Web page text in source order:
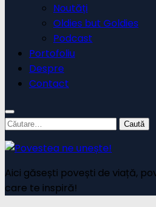
Noutăți
Oldies but Goldies
Podcast
Portofoliu
Despre
Contact
Caută
după:
Aici găsești povești de viață,
care te inspiră!